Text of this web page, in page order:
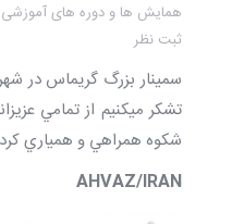
همایش ها و دوره های آموزشی
ثبت نظر
سمینار بزرگ گریماس در
تشكر ميكنيم از تمامي
شكوه همراهي و همياري
AHVAZ/IRAN